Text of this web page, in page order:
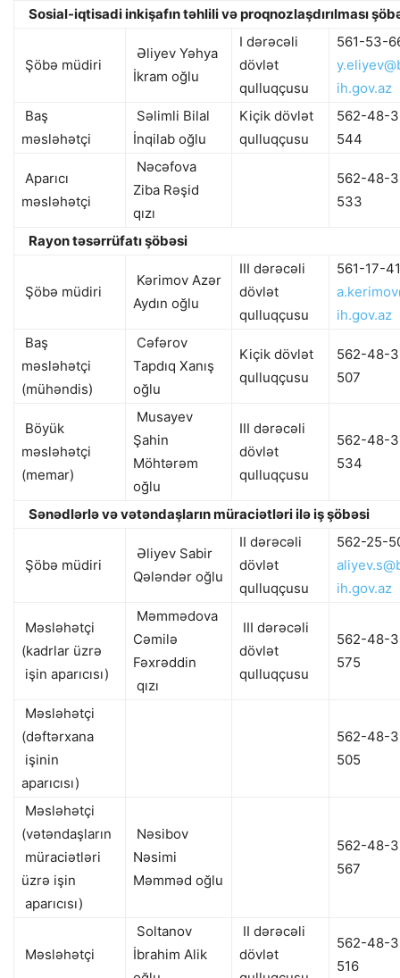
Sosial-iqtisadi inkişafın təhlili və proqnozlaşdırılması
Şöbə müdiri
Əliyev Yəhya
İkram oğlu
I dərəcəli
dövlət
qulluqçusu
561-53-
ih.gov.az
Baş
məsləhətçi
Səlimli Bilal
İnqilab oğlu
Kiçik dövlət
qulluqçusu
562-48-
544
Aparıcı
məsləhətçi
Nəcəfova
Ziba Rəşid
qızı
562-48-
533
Rayon təsərrüfatı şöbəsi
Şöbə müdiri
Kərimov Azər
Aydın oğlu
III dərəcəli
dövlət
qulluqçusu
561-17-41
ih.gov.az
Baş
məsləhətçi
(mühəndis)
Cəfərov
Tapdıq Xanış
oğlu
Kiçik dövlət
qulluqçusu
562-48-
507
Böyük
məsləhətçi
(memar)
Musayev
Şahin
Möhtərəm
oğlu
III dərəcəli
dövlət
qulluqçusu
562-48-
534
Sənədlərlə və vətəndaşların müraciətləri ilə iş şöbəsi
Şöbə müdiri
Əliyev Sabir
Qələndər oğlu
II dərəcəli
dövlət
qulluqçusu
562-25-
ih.gov.az
Məsləhətçi
(kadrlar üzrə
işin aparıcısı)
Məmmədova
Cəmilə
Fəxrəddin
qızı
III dərəcəli
dövlət
qulluqçusu
562-48-
575
Məsləhətçi
(dəftərxana
işinin
aparıcısı)
562-48-
505
Məsləhətçi
(vətəndaşların
müraciətləri
üzrə işin
aparıcısı)
Nəsibov
Nəsimi
Məmməd oğlu
562-48-
567
Məsləhətçi
Soltanov
İbrahim Alik
II dərəcəli
dövlət
562-48-
516